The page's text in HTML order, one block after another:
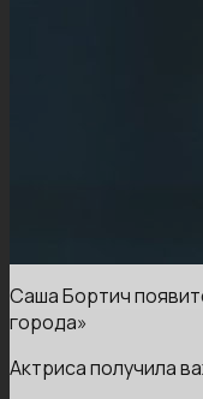
Саша Бортич
города»
Актриса получила